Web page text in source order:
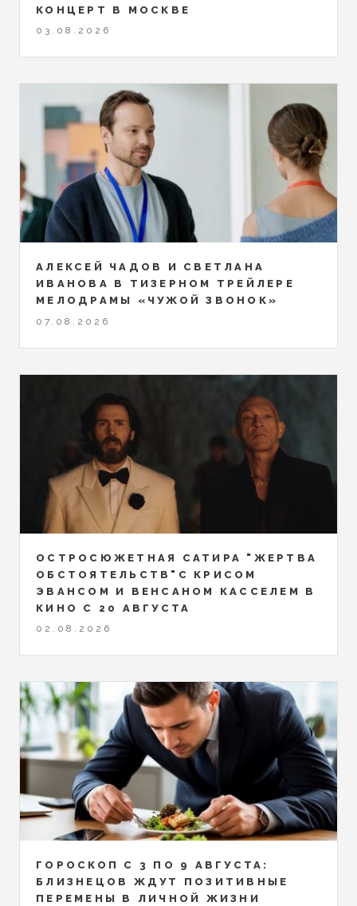
КОНЦЕРТ В МОСКВЕ
03.08.2026
АЛЕКСЕЙ ЧАДОВ И СВЕТЛАНА
ИВАНОВА В ТИЗЕРНОМ ТРЕЙЛЕРЕ
МЕЛОДРАМЫ «ЧУЖОЙ ЗВОНОК»
07.08.2026
ОСТРОСЮЖЕТНАЯ САТИРА "ЖЕРТВА
ОБСТОЯТЕЛЬСТВ"С КРИСОМ
ЭВАНСОМ И ВЕНСАНОМ КАССЕЛЕМ В
КИНО С 20 АВГУСТА
02.08.2026
ГОРОСКОП С 3 ПО 9 АВГУСТА:
БЛИЗНЕЦОВ ЖДУТ ПОЗИТИВНЫЕ
ПЕРЕМЕНЫ В ЛИЧНОЙ ЖИЗНИ